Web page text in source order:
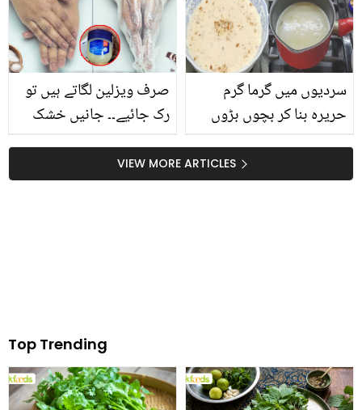
صرف ویزلین لگاتے ہیں تو
رک جائیے۔۔ جانیں خشک
کے لیئے ویزلین میں کیا ملا
کر لگانا چاہیئے؟
سردیوں میں گرما گرم
حریرہ بنا کر بچوں بڑوں
اور تھکن کو منٹوں میں دور
کرنے والا حریرہ کیسے بنتا
VIEW MORE ARTICLES
Top Trending